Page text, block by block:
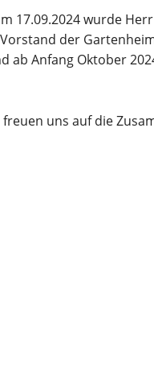
17.09.2024 wurde
der
ab Anfang Oktober
uns auf die